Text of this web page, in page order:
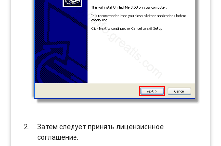
Затем следует принять лицензионное
соглашение.